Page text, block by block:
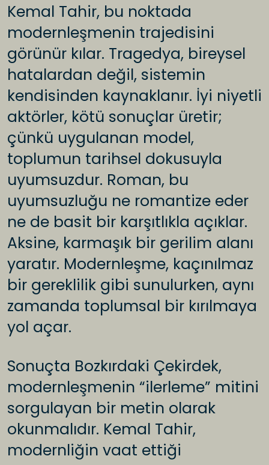
Kemal Tahir, bu noktada
modernleşmenin trajedisini
görünür kılar. Tragedya, bireysel
hatalardan değil, sistemin
kendisinden kaynaklanır. İyi niyetli
aktörler, kötü sonuçlar üretir;
çünkü uygulanan model,
toplumun tarihsel dokusuyla
uyumsuzdur. Roman, bu
uyumsuzluğu ne romantize eder
ne de basit bir karşıtlıkla açıklar.
Aksine, karmaşık bir gerilim alanı
yaratır. Modernleşme, kaçınılmaz
bir gereklilik gibi sunulurken, aynı
zamanda toplumsal bir kırılmaya
yol açar.
Sonuçta Bozkırdaki Çekirdek,
modernleşmenin “ilerleme” mitini
sorgulayan bir metin olarak
okunmalıdır. Kemal Tahir,
modernliğin vaat ettiği